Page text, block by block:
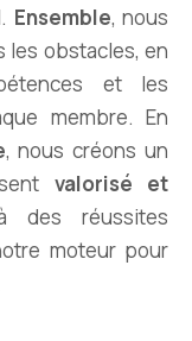
Ensemble, nous
les obstacles, en
et les
membre. En
, nous créons un
valorisé et
réussites
moteur pour